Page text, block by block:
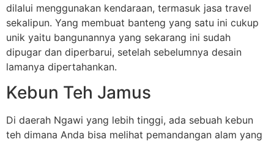
dilalui menggunakan kendaraan, termasuk jasa travel
sekalipun. Yang membuat banteng yang satu ini cukup
unik yaitu bangunannya yang sekarang ini sudah
dipugar dan diperbarui, setelah sebelumnya desain
lamanya dipertahankan.
Kebun Teh Jamus
Di daerah Ngawi yang lebih tinggi, ada sebuah kebun
teh dimana Anda bisa melihat pemandangan alam yang